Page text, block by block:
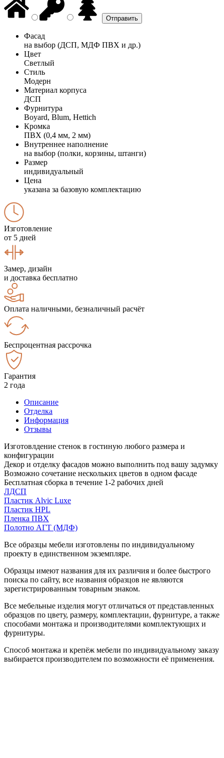
Фасад
на выбор (ДСП, МДФ ПВХ и др.)
Цвет
Светлый
Стиль
Модерн
Материал корпуса
ДСП
Фурнитура
Boyard, Blum, Hettich
Кромка
ПВХ (0,4 мм, 2 мм)
Внутреннее наполнение
на выбор (полки, корзины, штанги)
Размер
индивидуальный
Цена
указана за базовую комплектацию
Изготовление
от 5 дней
Замер, дизайн
и доставка бесплатно
Оплата наличными, безналичный расчёт
Беспроцентная рассрочка
Гарантия
2 года
Описание
Отделка
Информация
Отзывы
Изготовлдение стенок в гостиную любого размера и
конфигурации
Декор и отделку фасадов можно выполнить под вашу задумку
Возможно сочетание нескольких цветов в одном фасаде
Бесплатная сборка в течение 1-2 рабочих дней
ЛДСП
Пластик Alvic Luxe
Пластик HPL
Пленка ПВХ
Полотно АГТ (МДФ)
Все образцы мебели изготовлены по индивидуальному
проекту в единственном экземпляре.
Образцы имеют названия для их различия и более быстрого
поиска по сайту, все названия образцов не являются
зарегистрированным товарным знаком.
Все мебельные изделия могут отличаться от представленных
образцов по цвету, размеру, комплектации, фурнитуре, а также
способами монтажа и производителями комплектующих и
фурнитуры.
Способ монтажа и крепёж мебели по индивидуальному заказу
выбирается производителем по возможности её применения.